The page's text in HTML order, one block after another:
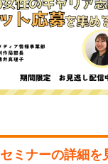
セミナーの詳細を